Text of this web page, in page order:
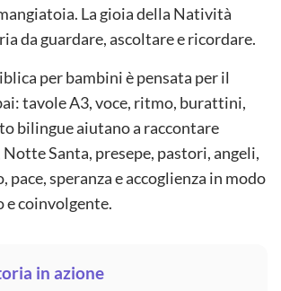
La gioia della Natività
da guardare, ascoltare e ricordare.
per bambini è pensata per il
tavole A3, voce, ritmo, burattini,
bilingue aiutano a raccontare
Notte Santa, presepe, pastori, angeli,
pace, speranza e accoglienza in modo
e coinvolgente.
in azione